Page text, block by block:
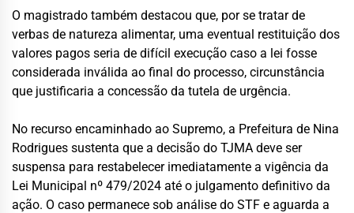
O magistrado também destacou que, por se tratar de
verbas de natureza alimentar, uma eventual restituição dos
valores pagos seria de difícil execução caso a lei fosse
considerada inválida ao final do processo, circunstância
que justificaria a concessão da tutela de urgência.
No recurso encaminhado ao Supremo, a Prefeitura de Nina
Rodrigues sustenta que a decisão do TJMA deve ser
suspensa para restabelecer imediatamente a vigência da
Lei Municipal nº 479/2024 até o julgamento definitivo da
ação. O caso permanece sob análise do STF e aguarda a